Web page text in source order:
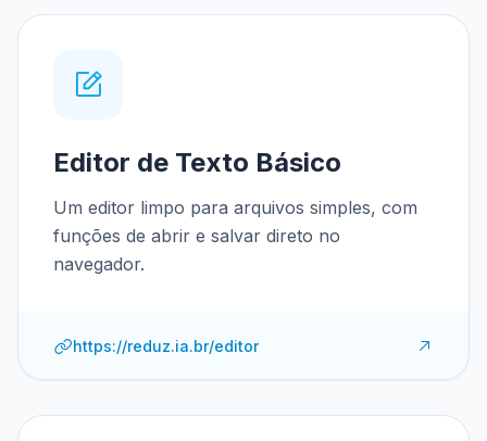
Editor de Texto Básico
Um editor limpo para arquivos simples, com
funções de abrir e salvar direto no
navegador.
https://reduz.ia.br/editor